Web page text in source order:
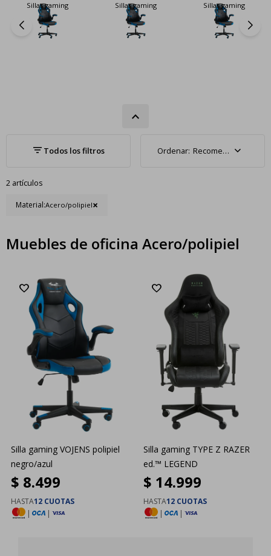
Sillas gaming Sillas gaming Sillas gaming
Recomendados
2 artículos
Material:Acero/polipiel
Muebles de oficina Acero/polipiel
Silla gaming VOJENS polipiel
negro/azul
$ 8.499
HASTA12 CUOTAS
|
|
Silla gaming TYPE Z RAZER
ed.™ LEGEND
$ 14.999
HASTA12 CUOTAS
|
|